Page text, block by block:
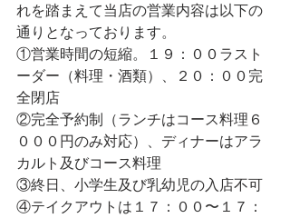
れを踏まえて当店の営業内容は以下の
通りとなっております。
①営業時間の短縮。１９：００ラスト
ーダー（料理・酒類）、２０：００完
全閉店
②完全予約制（ランチはコース料理６
０００円のみ対応）、ディナーはアラ
カルト及びコース料理
③終日、小学生及び乳幼児の入店不可
④テイクアウトは１７：００〜１７：